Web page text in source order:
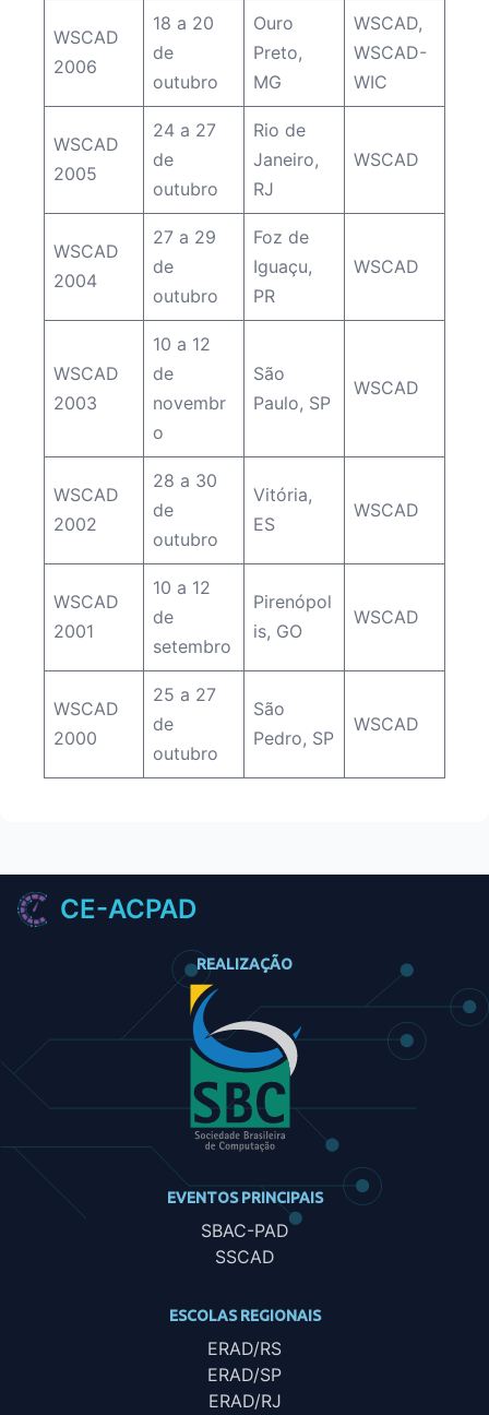
WSCAD
2006
18 a 20
de
outubro
Ouro
Preto,
MG
WSCAD,
WSCAD-
WIC
WSCAD
2005
24 a 27
de
outubro
Rio de
Janeiro,
RJ
WSCAD
WSCAD
2004
27 a 29
de
outubro
Foz de
Iguaçu,
PR
WSCAD
WSCAD
2003
10 a 12
de
novembr
o
São
Paulo, SP
WSCAD
WSCAD
2002
28 a 30
de
outubro
Vitória,
ES
WSCAD
WSCAD
2001
10 a 12
de
setembro
Pirenópol
is, GO
WSCAD
WSCAD
2000
25 a 27
de
outubro
São
Pedro, SP
WSCAD
CE-ACPAD
REALIZAÇÃO
EVENTOS PRINCIPAIS
SBAC-PAD
SSCAD
ESCOLAS REGIONAIS
ERAD/RS
ERAD/SP
ERAD/RJ